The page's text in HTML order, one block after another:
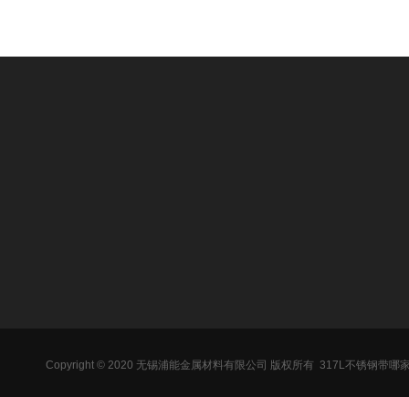
Copyright © 2020 无锡浦能金属材料有限公司 版权所有 317L不锈钢带哪